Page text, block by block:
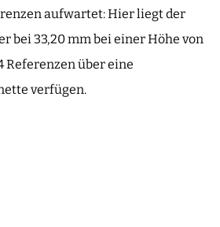
aufwartet: Hier liegt der
bei 33,20 mm bei einer Höhe von
Referenzen über eine
verfügen.